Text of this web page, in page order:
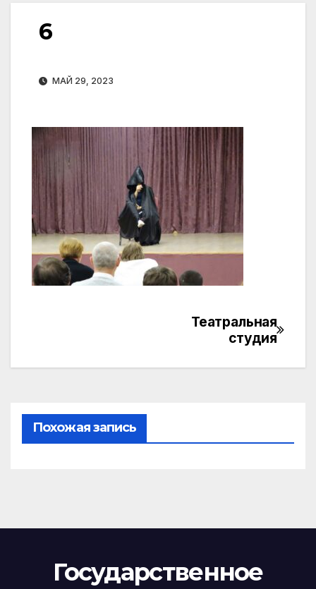
6
МАЙ 29, 2023
Театральная
студия
Похожая запись
Государственное